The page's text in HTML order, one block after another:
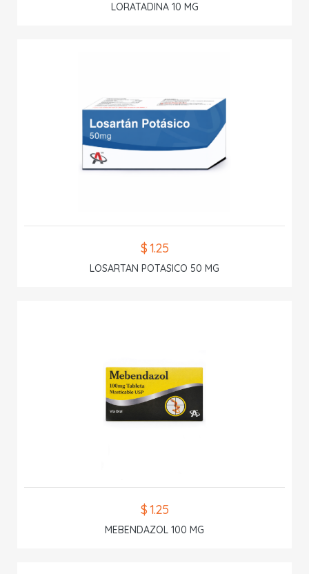
LORATADINA 10 MG
$ 1.25
LOSARTAN POTASICO 50 MG
$ 1.25
MEBENDAZOL 100 MG